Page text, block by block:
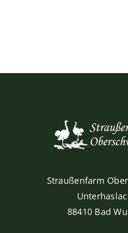
Straußenfarm
88410 Bad